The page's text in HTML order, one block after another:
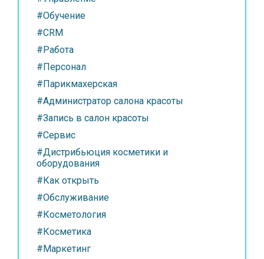
#Обучение
#CRM
#Работа
#Персонал
#Парикмахерская
#Администратор салона красоты
#Запись в салон красоты
#Сервис
#Дистрибьюция косметики и
оборудования
#Как открыть
#Обслуживание
#Косметология
#Косметика
#Маркетинг